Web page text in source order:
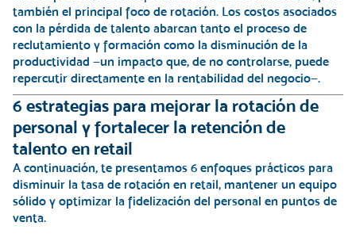
también el principal foco de rotación. Los costos asociados
con la pérdida de talento abarcan tanto el proceso de
reclutamiento y formación como la disminución de la
productividad —un impacto que, de no controlarse, puede
repercutir directamente en la rentabilidad del negocio—.
6 estrategias para mejorar la rotación de
personal y fortalecer la retención de
talento en retail
A continuación, te presentamos 6 enfoques prácticos para
disminuir la tasa de rotación en retail, mantener un equipo
sólido y optimizar la fidelización del personal en puntos de
venta.